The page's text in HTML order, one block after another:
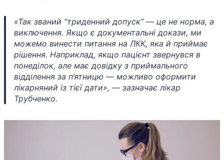
«Так званий “триденний допуск” — це не норма, а
виключення. Якщо є документальні докази, ми
можемо винести питання на ЛКК, яка й приймає
рішення. Наприклад, якщо пацієнт звернувся в
понеділок, але має довідку з приймального
відділення за п’ятницю — можливо оформити
лікарняний із тієї дати», — зазначає лікар
Трубченко.